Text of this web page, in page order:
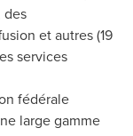
des
et autres (19
services
fédérale
large gamme